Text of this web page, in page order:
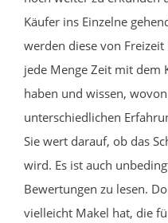
Käufer ins Einzelne
werden diese von
jede Menge Zeit mit dem
haben und wissen,
unterschiedlichen
Sie wert darauf, ob das
wird. Es ist auch
Bewertungen zu lesen.
vielleicht Makel hat, die